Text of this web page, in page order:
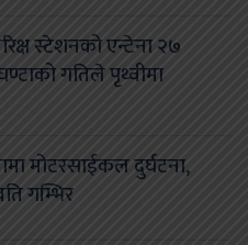
स्टेशनको एन्टेना २७
गतिले पृथ्वीमा
मोटरसाईकल दुर्घटना,
गम्भिर